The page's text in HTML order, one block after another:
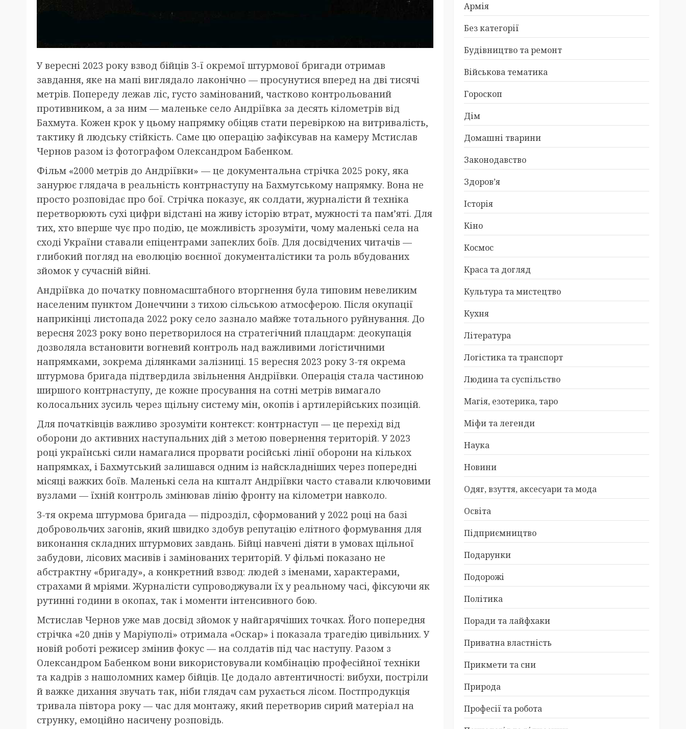
У вересні 2023 року взвод бійців 3-ї окремої штурмової бригади отримав
завдання, яке на мапі виглядало лаконічно — просунутися вперед на дві тисячі
метрів. Попереду лежав ліс, густо замінований, частково контрольований
противником, а за ним — маленьке село Андріївка за десять кілометрів від
Бахмута. Кожен крок у цьому напрямку обіцяв стати перевіркою на витривалість,
тактику й людську стійкість. Саме цю операцію зафіксував на камеру Мстислав
Чернов разом із фотографом Олександром Бабенком.
Фільм «2000 метрів до Андріївки» — це документальна стрічка 2025 року, яка
занурює глядача в реальність контрнаступу на Бахмутському напрямку. Вона не
просто розповідає про бої. Стрічка показує, як солдати, журналісти й техніка
перетворюють сухі цифри відстані на живу історію втрат, мужності та пам’яті. Для
тих, хто вперше чує про подію, це можливість зрозуміти, чому маленькі села на
сході України ставали епіцентрами запеклих боїв. Для досвідчених читачів —
глибокий погляд на еволюцію воєнної документалістики та роль вбудованих
зйомок у сучасній війні.
Андріївка до початку повномасштабного вторгнення була типовим невеликим
населеним пунктом Донеччини з тихою сільською атмосферою. Після окупації
наприкінці листопада 2022 року село зазнало майже тотального руйнування. До
вересня 2023 року воно перетворилося на стратегічний плацдарм: деокупація
дозволяла встановити вогневий контроль над важливими логістичними
напрямками, зокрема ділянками залізниці. 15 вересня 2023 року 3-тя окрема
штурмова бригада підтвердила звільнення Андріївки. Операція стала частиною
ширшого контрнаступу, де кожне просування на сотні метрів вимагало
колосальних зусиль через щільну систему мін, окопів і артилерійських позицій.
Для початківців важливо зрозуміти контекст: контрнаступ — це перехід від
оборони до активних наступальних дій з метою повернення територій. У 2023
році українські сили намагалися прорвати російські лінії оборони на кількох
напрямках, і Бахмутський залишався одним із найскладніших через попередні
місяці важких боїв. Маленькі села на кшталт Андріївки часто ставали ключовими
вузлами — їхній контроль змінював лінію фронту на кілометри навколо.
3-тя окрема штурмова бригада — підрозділ, сформований у 2022 році на базі
добровольчих загонів, який швидко здобув репутацію елітного формування для
виконання складних штурмових завдань. Бійці навчені діяти в умовах щільної
забудови, лісових масивів і замінованих територій. У фільмі показано не
абстрактну «бригаду», а конкретний взвод: людей з іменами, характерами,
страхами й мріями. Журналісти супроводжували їх у реальному часі, фіксуючи як
рутинні години в окопах, так і моменти інтенсивного бою.
Мстислав Чернов уже мав досвід зйомок у найгарячіших точках. Його попередня
стрічка «20 днів у Маріуполі» отримала «Оскар» і показала трагедію цивільних. У
новій роботі режисер змінив фокус — на солдатів під час наступу. Разом з
Олександром Бабенком вони використовували комбінацію професійної техніки
та кадрів з нашоломних камер бійців. Це додало автентичності: вибухи, постріли
й важке дихання звучать так, ніби глядач сам рухається лісом. Постпродукція
тривала півтора року — час для монтажу, який перетворив сирий матеріал на
струнку, емоційно насичену розповідь.
Армія
Без категорії
Будівництво та ремонт
Військова тематика
Гороскоп
Дім
Домашні тварини
Законодавство
Здоров’я
Історія
Кіно
Космос
Краса та догляд
Культура та мистецтво
Кухня
Література
Логістика та транспорт
Людина та суспільство
Магія, езотерика, таро
Міфи та легенди
Наука
Новини
Одяг, взуття, аксесуари та мода
Освіта
Підприємництво
Подарунки
Подорожі
Політика
Поради та лайфхаки
Приватна властність
Прикмети та сни
Природа
Професії та робота